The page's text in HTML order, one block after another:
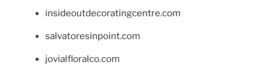
insideoutdecoratingcentre.com
salvatoresinpoint.com
jovialfloralco.com